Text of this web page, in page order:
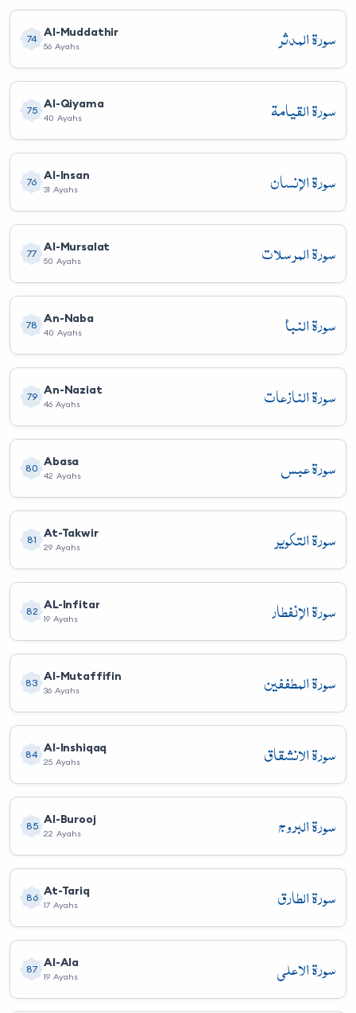
74 Al-Muddathir
56 Ayahs سورة المدثر
75 Al-Qiyama
40 Ayahs سورة القيامة
76 Al-Insan
31 Ayahs سورة الإنسان
77 Al-Mursalat
50 Ayahs سورة المرسلات
78 An-Naba
40 Ayahs سورة النبأ
79 An-Naziat
46 Ayahs سورة النازعات
80 Abasa
42 Ayahs سورة عبس
81 At-Takwir
29 Ayahs سورة التكوير
82 AL-Infitar
19 Ayahs سورة الإنفطار
83 Al-Mutaffifin
36 Ayahs سورة المطففين
84 Al-Inshiqaq
25 Ayahs سورة الانشقاق
85 Al-Burooj
22 Ayahs سورة البروج
86 At-Tariq
17 Ayahs سورة الطارق
87 Al-Ala
19 Ayahs سورة الأعلى